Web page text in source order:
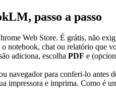
passo a passo
Web Store. É grátis, não
notebook, chat ou relatório que
adiciona, escolha PDF e
navegador para conferi-lo antes
impressora e imprima. Como é